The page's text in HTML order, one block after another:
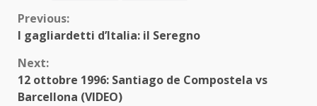
Continue
Reading
Previous:
I gagliardetti d’Italia: il Seregno
Next:
12 ottobre 1996: Santiago de Compostela vs
Barcellona (VIDEO)